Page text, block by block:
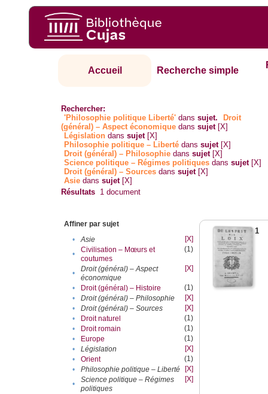
Accueil Recherche simple
Rechercher:
'Philosophie politique Liberté' danssujet.
Droit
(général) – Aspect économique danssujet [X]
Législation danssujet [X]
Philosophie politique – Liberté danssujet [X]
Droit (général) – Philosophie danssujet [X]
Science politique – Régimes politiques danssujet [X]
Droit (général) – Sources danssujet [X]
Asie danssujet [X]
Résultats 1 document
Affiner par sujet
•
Asie
[X]
•
Civilisation – Mœurs et
coutumes
(1)
•
Droit (général) – Aspect
économique
[X]
• Droit (général) – Histoire
(1)
•
Droit (général) – Philosophie
[X]
•
Droit (général) – Sources
[X]
•
Droit naturel
(1)
•
Droit romain
(1)
•
Europe
(1)
•
Législation
[X]
•
Orient
(1)
•
Philosophie politique – Liberté
[X]
•
Science politique – Régimes
politiques
[X]
1